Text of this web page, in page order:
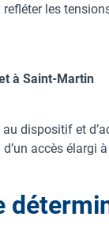
les
à Saint-Martin
dispositif et
accès élargi